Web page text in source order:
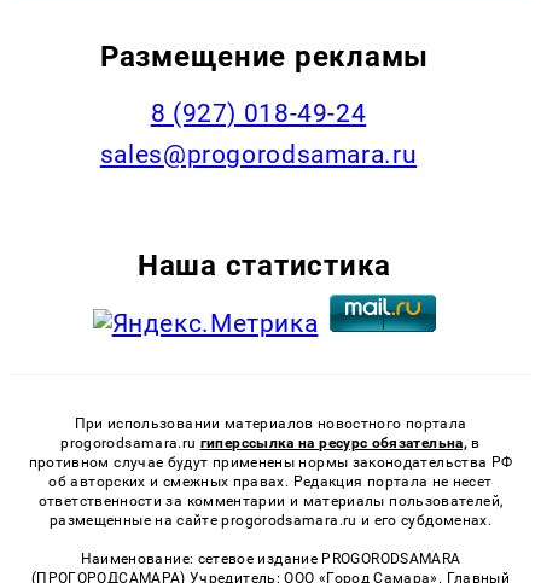
Размещение рекламы
8 (927) 018-49-24
sales@progorodsamara.ru
Наша статистика
При использовании материалов новостного портала
progorodsamara.ru гиперссылка на ресурс обязательна, в
противном случае будут применены нормы законодательства РФ
об авторских и смежных правах. Редакция портала не несет
ответственности за комментарии и материалы пользователей,
размещенные на сайте progorodsamara.ru и его субдоменах.
Наименование: сетевое издание PROGORODSAMARA
(ПРОГОРОДСАМАРА) Учредитель: ООО «Город Самара». Главный